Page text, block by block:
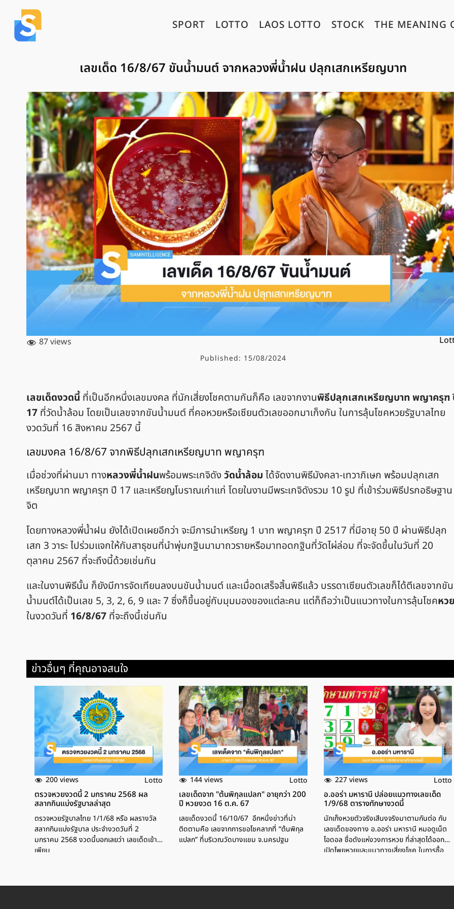
SPORT LOTTO LAOS LOTTO STOCK THE MEANING
เลขเด็ด 16/8/67 ขันน้ำมนต์ จากหลวงพี่น้ำฝน ปลุกเสกเหรียญบาท
87 views
Published: 15/08/2024
เลขเด็ดงวดนี้ ที่เป็นอีกหนึ่งเลขมงคล ที่นักเสี่ยงโชคตามกันก็คือ เลขจากงานพิธีปลุกเสกเหรียญบาท พญาครุฑ
17 ที่วัดน้ำล้อม โดยเป็นเลขจากขันน้ำมนต์ ที่คอหวยหรือเซียนตัวเลขออกมาเก็งกัน ในการลุ้นโชคหวยรัฐบาลไทย
งวดวันที่ 16 สิงหาคม 2567 นี้
เลขมงคล 16/8/67 จากพิธีปลุกเสกเหรียญบาท พญาครุฑ
เมื่อช่วงที่ผ่านมา ทางหลวงพี่น้ำฝนพร้อมพระเกจิดังวัดน้ำล้อม ได้จัดงานพิธีมังคลา-เทวาภิเษก พร้อมปลุกเสก
เหรียญบาท พญาครุฑ ปี 17 และเหรียญโบราณเก่าแก่ โดยในงานมีพระเกจิดังรวม 10 รูป ที่เข้าร่วมพิธีปรกอธิษฐาน
จิต
โดยทางหลวงพี่น้ำฝน ยังได้เปิดเผยอีกว่า จะมีการนำเหรียญ 1 บาท พญาครุฑ ปี 2517 ที่มีอายุ 50 ปี ผ่านพิธีปลุก
เสก 3 วาระ ไปร่วมแจกให้กับสาธุชนที่นำพุ่มกฐินมามาถวรายหรือมาทอดกฐินที่วัดไผ่ล่อม ที่จะจัดขึ้นในวันที่ 20
ตุลาคม 2567 ที่จะถึงนี้ด้วยเช่นกัน
และในงานพิธีนั้น ก็ยังมีการจัดเทียนลงบนขันน้ำมนต์ และเมื่อดเสร็จสิ้นพิธีแล้ว บรรดาเซียนตัวเลขก็ได้ตีเลขจากขัน
น้ำมนต์ได้เป็นเลข 5, 3, 2, 6, 9 และ 7 ซึ่งก็ขึ้นอยู่กับมุมมองของแต่ละคน แต่ก็ถือว่าเป็นแนวทางในการลุ้นโชคหว
ในงวดวันที่ 16/8/67 ที่จะถึงนี้เช่นกัน
ข่าวอื่นๆ ที่คุณอาจสนใจ
200 views Lotto
ตรวจหวยงวดนี้ 2 มกราคม 2568 ผล
สลากกินแบ่งรัฐบาลล่าสุด
ตรวจหวยรัฐบาลไทย 1/1/68 หรือ ผลรางวัล
สลากกินแบ่งรัฐบาล ประจำงวดวันที่ 2
มกราคม 2568 งวดนี้บอกเลยว่า เลขเด็ดเข้า
เพียบ
144 views Lotto
เลขเด็ดจาก "ต้นพิกุลแปลก" อายุกว่า 200
ปี หวยงวด 16 ต.ค. 67
เลขเด็ดงวดนี้ 16/10/67 อีกหนึ่งข่าวที่น่า
ติดตามคือ เลขจากการขอโชคลาภที่ “ต้นพิกุล
แปลก” ที่บริเวณวัดบางแขม จ.นครปฐม
227 views Lotto
อ.ออร่า มหารานี ปล่อยแนวทางเลขเด็ด
1/9/68 ตารางทักษางวดนี้
นักเก็งหวยตัวจริงเสีนงจริงมาตามกันต่อ กับ
เลขเด็ดของทาง อ.ออร่า มหารานี หมอดูเน็ต
ไอดอล ชื่อดังแห่งวงการหวย ที่ล่าสุดได้ออกมา
เปิดโพยหวยและแนวทางเสี่ยงโชค ในการซื้อ